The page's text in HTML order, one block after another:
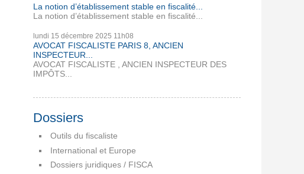
La notion d’établissement stable en fiscalité...
La notion d’établissement stable en fiscalité...
lundi 15 décembre 2025 11h08
AVOCAT FISCALISTE PARIS 8, ANCIEN
INSPECTEUR...
AVOCAT FISCALISTE , ANCIEN INSPECTEUR DES
IMPÔTS...
Dossiers
Outils du fiscaliste
International et Europe
Dossiers juridiques / FISCA